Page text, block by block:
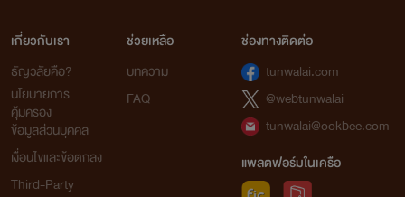
เกี่ยวกับเรา
ธัญวลัยคือ?
นโยบายการ
คุ้มครอง
ข้อมูลส่วนบุคคล
เงื่อนไขและข้อตกลง
Third-Party
ช่วยเหลือ
บทความ
FAQ
ช่องทางติดต่อ
tunwalai.com
@webtunwalai
tunwalai@ookbee.com
แพลตฟอร์มในเครือ